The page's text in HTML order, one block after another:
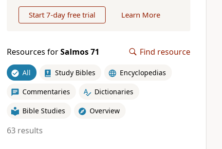
Start 7-day free trial Learn More
Resources forSalmos 71 Find resource
All Study Bibles Encyclopedias
Commentaries Dictionaries
Bible Studies Overview
63 results